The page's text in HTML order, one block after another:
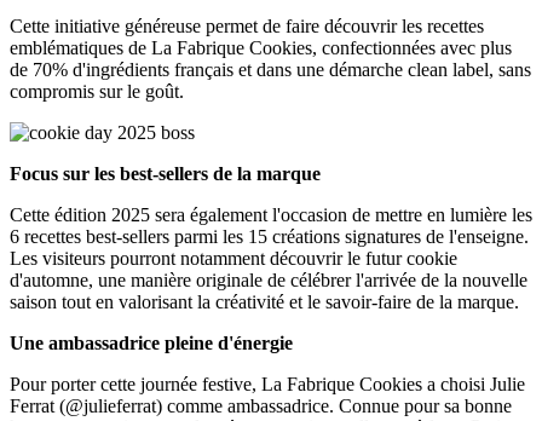
Cette initiative généreuse permet de faire découvrir les recettes
emblématiques de La Fabrique Cookies, confectionnées avec plus
de 70% d'ingrédients français et dans une démarche clean label, sans
compromis sur le goût.
Focus sur les best-sellers de la marque
Cette édition 2025 sera également l'occasion de mettre en lumière les
6 recettes best-sellers parmi les 15 créations signatures de l'enseigne.
Les visiteurs pourront notamment découvrir le futur cookie
d'automne, une manière originale de célébrer l'arrivée de la nouvelle
saison tout en valorisant la créativité et le savoir-faire de la marque.
Une ambassadrice pleine d'énergie
Pour porter cette journée festive, La Fabrique Cookies a choisi Julie
Ferrat (@julieferrat) comme ambassadrice. Connue pour sa bonne